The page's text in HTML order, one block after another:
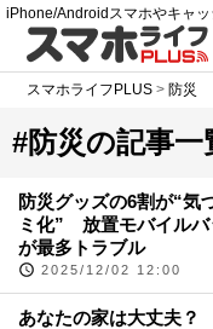
iPhone/Androidスマホやキャ
スマホライフPLUS > 防災
#防災の記事一
防災グッズの6割が“気
ミ化” 放置モバイルバ
が最多トラブル
2025/12/02 12:00
あなたの家は大丈夫